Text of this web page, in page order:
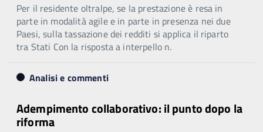
Per il residente oltralpe, se la prestazione è resa in
parte in modalità agile e in parte in presenza nei due
Paesi, sulla tassazione dei redditi si applica il riparto
tra Stati Con la risposta a interpello n.
Analisi e commenti
Adempimento collaborativo: il punto dopo la
riforma